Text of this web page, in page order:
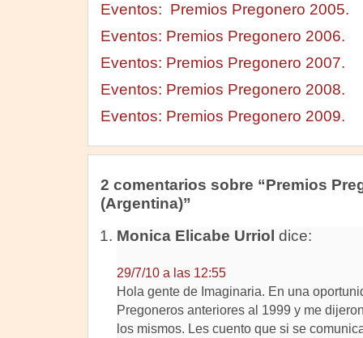
Eventos: Premios Pregonero 2005.
Eventos: Premios Pregonero 2006.
Eventos: Premios Pregonero 2007.
Eventos: Premios Pregonero 2008.
Eventos: Premios Pregonero 2009.
2 comentarios sobre “Premios
(Argentina)”
Monica Elicabe Urriol dice:
29/7/10 a las 12:55
Hola gente de Imaginaria. En una
Pregoneros anteriores al 1999 y me
los mismos. Les cuento que si se